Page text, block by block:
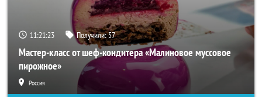
11:21:22 Получили:57
Мастер-класс от шеф-кондитера «Малиновое муссовое
пирожное»
Россия